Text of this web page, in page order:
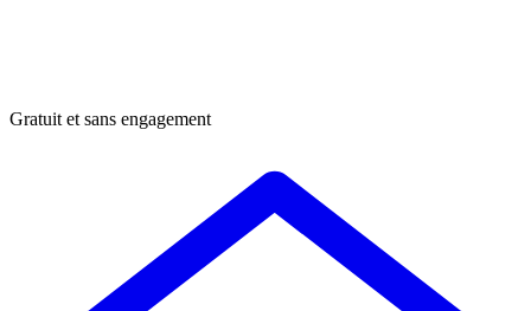
Gratuit et sans engagement